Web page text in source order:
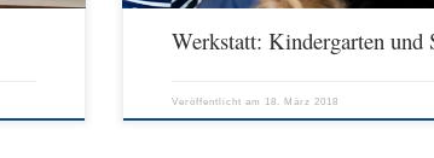
Werkstatt: Kindergarten und
Veröffentlicht am 18. März 2018